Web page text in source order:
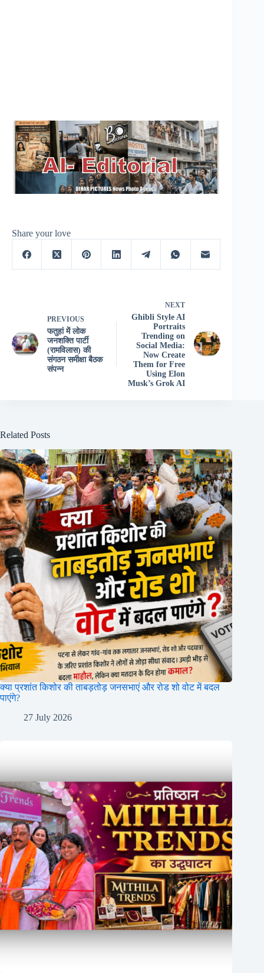
Share your love
PREVIOUS
फतुहां में लोक
जनशक्ति पार्टी
(रामविलास) की
संगठन समीक्षा बैठक
संपन्न
NEXT
Ghibli Style AI
Portraits
Trending on
Social Media:
Now Create
Them for Free
Using Elon
Musk’s Grok AI
Related Posts
क्या प्रशांत किशोर की ताबड़तोड़ जनसभाएं और रोड शो वोट में बदल
पाएंगे?
27 July 2026